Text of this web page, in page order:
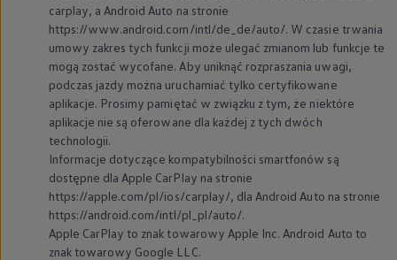
carplay, a Android Auto na stronie
https://www.android.com/intl/de_de/auto/. W czasie trwania
umowy zakres tych funkcji może ulegać zmianom lub funkcje te
mogą zostać wycofane. Aby uniknąć rozpraszania uwagi,
podczas jazdy można uruchamiać tylko certyfikowane
aplikacje. Prosimy pamiętać w związku z tym, że niektóre
aplikacje nie są oferowane dla każdej z tych dwóch
technologii.
Informacje dotyczące kompatybilności smartfonów są
dostępne dla Apple CarPlay na stronie
https://apple.com/pl/ios/carplay/, dla Android Auto na stronie
https://android.com/intl/pl_pl/auto/.
Apple CarPlay to znak towarowy Apple Inc. Android Auto to
znak towarowy Google LLC.